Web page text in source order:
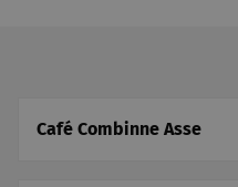
Café Combinne Asse